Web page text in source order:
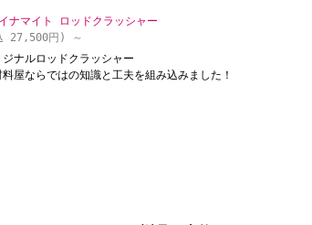
ナマイト ロッドクラッシャー
27,500円)
～
ジナルロッドクラッシャー
屋ならではの知識と工夫を組み込みました！